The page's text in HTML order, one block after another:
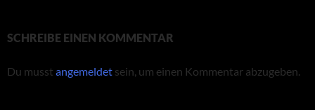
SCHREIBE EINEN KOMMENTAR
Du musst angemeldet sein, um einen Kommentar abzugeben.